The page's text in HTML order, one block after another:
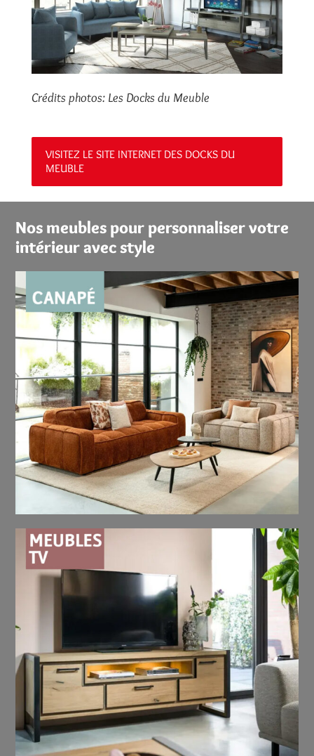
Crédits photos: Les Docks du Meuble
VISITEZ LE SITE INTERNET DES DOCKS DU
MEUBLE
Nos meubles pour personnaliser votre
intérieur avec style